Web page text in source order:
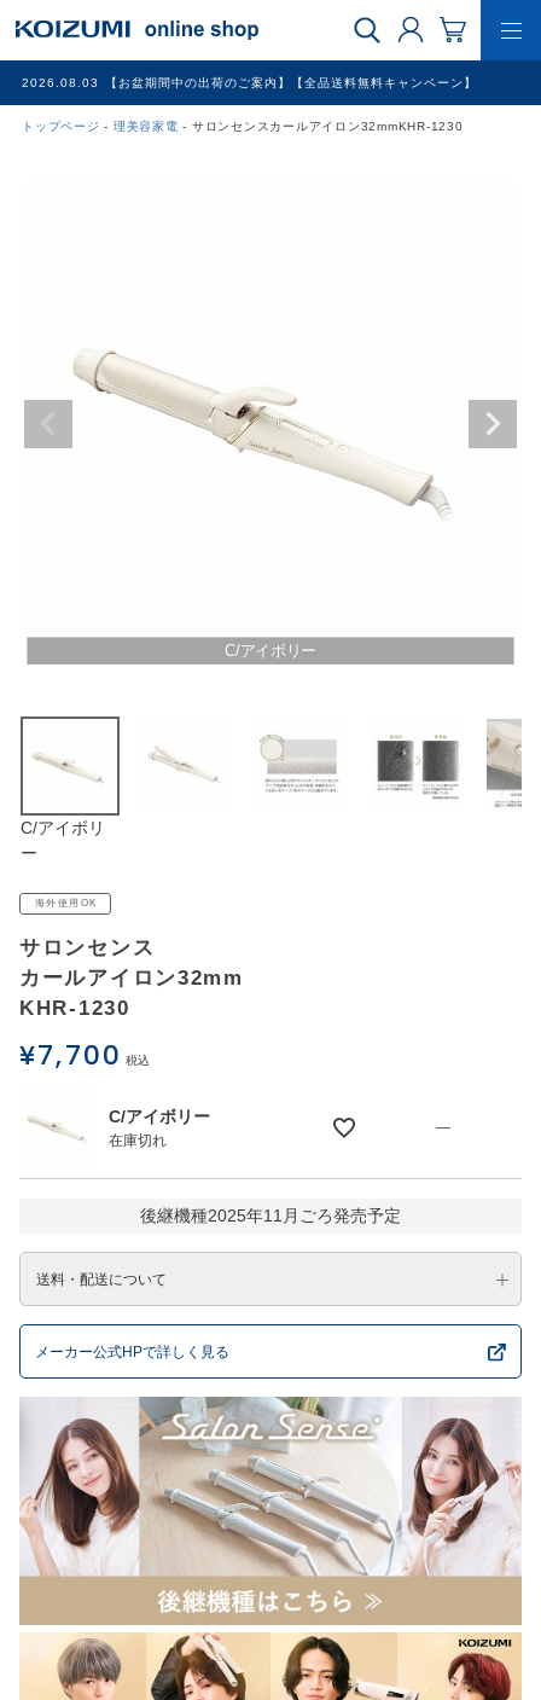
2026.08.03 【お盆期間中の出荷のご案内】【全品送料無料キャンペーン】
トップページ 理美容家電 サロンセンスカールアイロン32mmKHR-1230
冷暖房家電
ブログ
ログイン
C/アイボリー
C/アイボリ
ー
海外使用OK
サロンセンス
カールアイロン32mm
KHR-1230
¥7,700 税込
C/アイボリー
在庫切れ
—
後継機種2025年11月ごろ発売予定
送料・配送について
メーカー公式HPで詳しく見る